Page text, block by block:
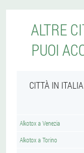
ALTRE
PUOI
CITTÀ IN
Alkotox a Venezia
Alkotox a Torino